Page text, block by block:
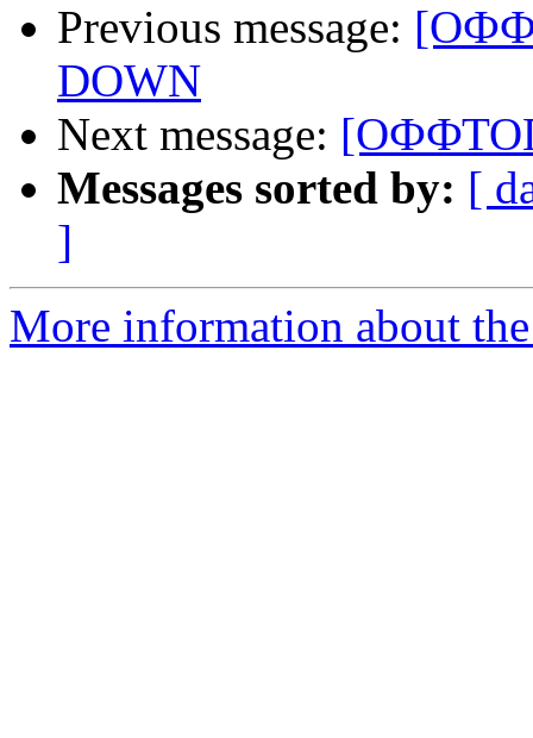
Previous message:
DOWN
Next message:
Messages sorted by: [
]
More information about